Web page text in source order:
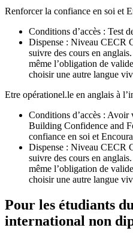
Renforcer la confiance en soi et
Conditions d’accès : Test
Dispense : Niveau CECR
suivre des cours en
même l’obligation de
choisir une autre langue
Etre opérationel.le en anglais à
Conditions d’accès : Avoir
Building Confidence and
confiance en soi et
Dispense : Niveau CECR
suivre des cours en
même l’obligation de
choisir une autre langue
Pour les étudiants
international non